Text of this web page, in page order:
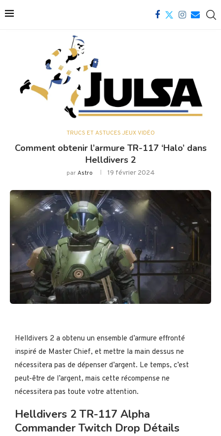
TRUCS ET ASTUCES JEUX VIDÉO
Comment obtenir l’armure TR-117 ‘Halo’ dans
Helldivers 2
parAstro 19 février 2024
Helldivers 2 a obtenu un ensemble d’armure effronté
inspiré de Master Chief, et mettre la main dessus ne
nécessitera pas de dépenser d’argent. Le temps, c’est
peut-être de l’argent, mais cette récompense ne
nécessitera pas toute votre attention.
Helldivers 2 TR-117 Alpha
Commander Twitch Drop Détails